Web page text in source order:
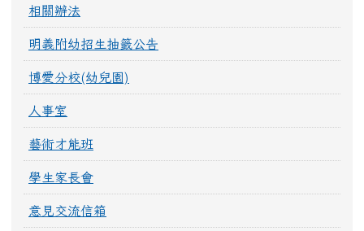
相關辦法
明義附幼招生抽籤公告
博愛分校(幼兒園)
人事室
藝術才能班
學生家長會
意見交流信箱